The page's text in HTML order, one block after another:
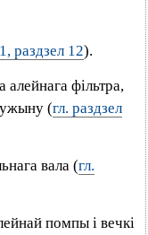
раздзел 12).
фільтра,
(гл. раздзел
вала (гл.
помпы і вечкі